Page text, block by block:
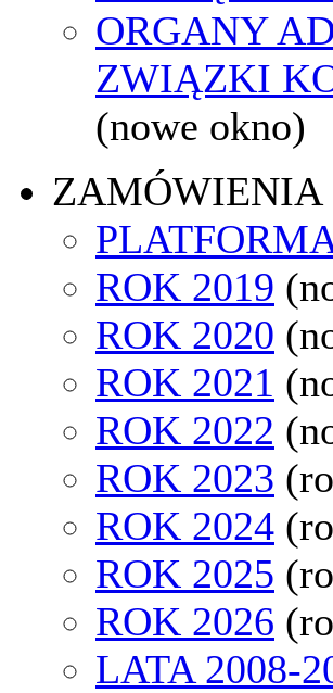
ORGANY
ZWIĄZKI
(nowe okno)
ZAMÓWIENIA
ROK 2019
ROK 2020
ROK 2021
ROK 2022
ROK 2023
ROK 2024
ROK 2025
ROK 2026
LATA 2008-